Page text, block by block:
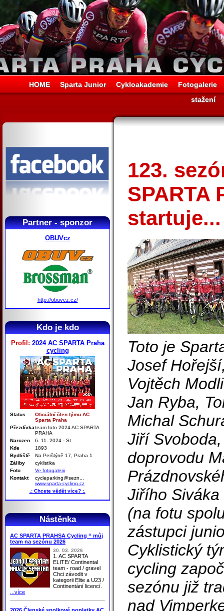
HOME Sparta Junior Cykloakademie
Fotogalerie
stažení
Partner - sponzor
OBUVcz
http://obuvcz.cz/
Kdo je kdo
Profil: 2024 AC SPARTA Praha
cycling
Status
Oficiální člen týmu AC
Sparta Praha
Přezdívkateam foto 2024 AC SPARTA
PRAHA
Narozen
6. 11. 2024 - St
Kde
1893
Bydliště
Na Perštýně 17, Praha 1
Záliby
cyklistika
Foto
Ve fotogalerii
Kontakt
cycleparking@sezn...
www.sparta-cycling.cz
.: Chcete vědět více? :.
Nástěnka
AC SPARTA PRAHSA Cycling ‘‘ můj
team na sezónu 2026
30. 03. 2026
1. AC SPARTA
ELITE/ Continental
team - road / gravel
Chci závodit v
kategorii Elite a U23 /
Continentání licencí.
...více
123.
SPARTA
startuje...
Toto je
Josef
Vojtěch
Jan Ryba,
Michal
Jiří
doprovodu
Jiřího
(na fotu
zástupci
Cyklistický
cycling
sezónu již
nad